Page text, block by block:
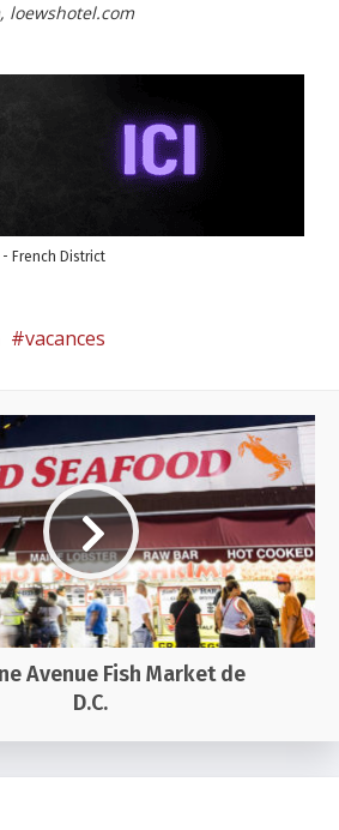
loewshotel.com
French District
vacances
Avenue Fish Market de
D.C.